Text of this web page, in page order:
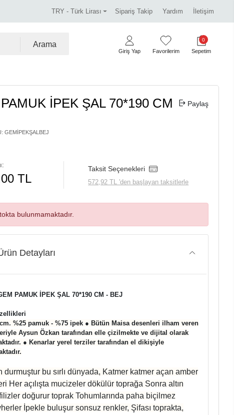
marka ürünlerde %30 indirim. Tüm kredi
TRY - Türk Lirası Sipariş Takip Yardım İletişim
Arama
Giriş Yap Favorilerim
0
Sepetim
İPEK ŞAL 70*190 CM
: GEMİPEKŞALBEJ
Paylaş
TL
Taksit Seçenekleri
572,92 TL 'den başlayan taksitlerle
bulunmamaktadır.
Detayları
PAMUK İPEK ŞAL 70*190 CM - BEJ
%25 pamuk - %75 ipek ● Bütün Maisa desenleri ilham veren
Aysun Özkan tarafından elle çizilmekte ve dijital olarak
● Kenarlar yerel terziler tarafından el dikişiyle
durmuştur bu sırlı dünyada, Katmer katmer açan amber
Her açılışta mucizeler dökülür toprağa Sonra altın
doğurur toprak Tohumlarında paha biçilmez
İpekle buluşur sonsuz renkler, Şifası toprakta,